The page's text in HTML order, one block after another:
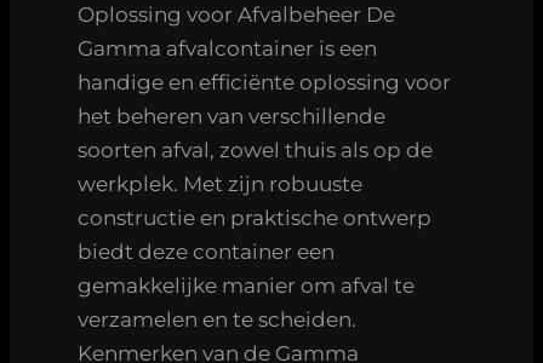
Oplossing voor Afvalbeheer De
Gamma afvalcontainer is een
handige en efficiënte oplossing voor
het beheren van verschillende
soorten afval, zowel thuis als op de
werkplek. Met zijn robuuste
constructie en praktische ontwerp
biedt deze container een
gemakkelijke manier om afval te
verzamelen en te scheiden.
Kenmerken van de Gamma